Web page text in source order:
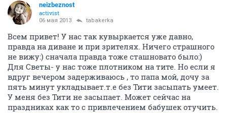
neizbeznost
activist
06 мая 2013 tabakerka
Всем привет! У нас так кувыркается уже давно,
правда на диване и при зрителях. Ничего страшного
не вижу:) сначала правда тоже сташновато было:)
Для Светы- у нас тоже плотником на тите. Но если я
вдруг вечером задерживаюсь , то папа мой, дочу за
пять минут укладывает.т.е без Тити засыпать умеет.
У меня без Тити не засыпает. Может сейчас на
праздниках как то с привлечением бабушек отучить.